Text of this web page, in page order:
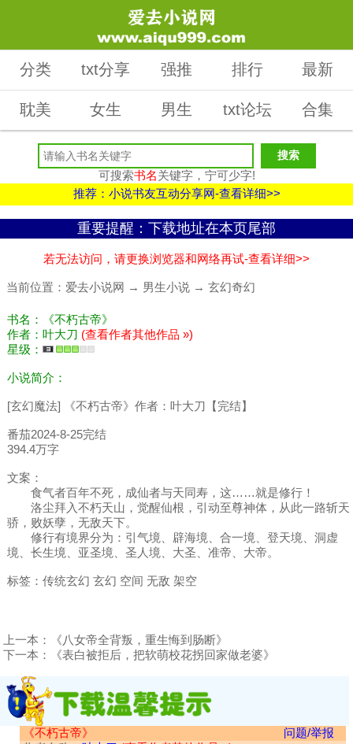
分类 txt分享 强推 排行 最新
耽美 女生 男生 txt论坛 合集
可搜索书名关键字，宁可少字!
推荐：小说书友互动分享网-查看详细>>
重要提醒：下载地址在本页尾部
若无法访问，请更换浏览器和网络再试-查看详细>>
当前位置： 爱去小说网 → 男生小说 → 玄幻奇幻
书名：《不朽古帝》
作者：叶大刀 (查看作者其他作品 »)
星级：
小说简介：
[玄幻魔法] 《不朽古帝》作者：叶大刀【完结】
番茄2024-8-25完结
394.4万字
文案：
食气者百年不死，成仙者与天同寿，这……就是修行！
洛尘拜入不朽天山，觉醒仙根，引动至尊神体，从此一路斩天
骄，败妖孽，无敌天下。
修行有境界分为：引气境、辟海境、合一境、登天境、洞虚
境、长生境、亚圣境、圣人境、大圣、准帝、大帝。
标签：传统玄幻 玄幻 空间 无敌 架空
上一本：
《八女帝全背叛，重生悔到肠断》
下一本：
《表白被拒后，把软萌校花拐回家做老婆》
《不朽古帝》
问题/举报